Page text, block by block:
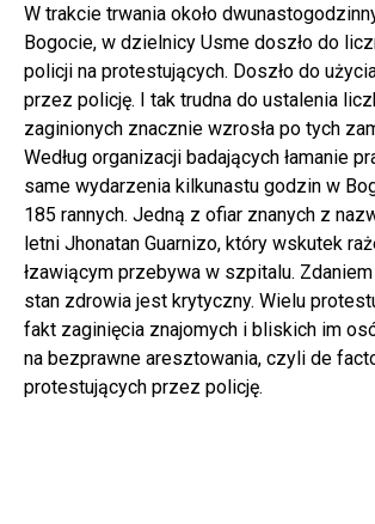
W trakcie trwania około
Bogocie, w dzielnicy Usme doszło do
policji na protestujących. Doszło do
przez policję. I tak trudna do ustalenia
zaginionych znacznie wzrosła po tych
Według organizacji badających łamanie
same wydarzenia kilkunastu godzin w
185 rannych. Jedną z ofiar znanych z
letni Jhonatan Guarnizo, który wskutek
łzawiącym przebywa w szpitalu.
stan zdrowia jest krytyczny. Wielu
fakt zaginięcia znajomych i bliskich im
na bezprawne aresztowania, czyli de
protestujących przez policję.